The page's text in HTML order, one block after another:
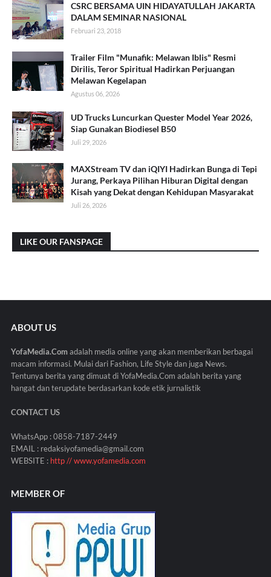
CSRC BERSAMA UIN HIDAYATULLAH JAKARTA
DALAM SEMINAR NASIONAL
Februari 23, 2018
Trailer Film "Munafik: Melawan Iblis" Resmi
Dirilis, Teror Spiritual Hadirkan Perjuangan
Melawan Kegelapan
Agustus 06, 2026
UD Trucks Luncurkan Quester Model Year 2026,
Siap Gunakan Biodiesel B50
Juli 29, 2026
MAXStream TV dan iQIYI Hadirkan Bunga di Tepi
Jurang, Perkaya Pilihan Hiburan Digital dengan
Kisah yang Dekat dengan Kehidupan Masyarakat
Juli 26, 2026
LIKE OUR FANSPAGE
ABOUT US
YofaMedia.Comadalah media online yang akan memberikan berbagai
macam informasi. Mulai dari Fashion, Life Style dan juga News.
Tentunya berita yang dimuat di YofaMedia.Com adalah berita yang
hangat dan terupdate berdasarkan kode etik jurnalistik
CONTACT US
WhatsApp : 0858-7187-2449
EMAIL : redaksiyofamedia@gmail.com
WEBSITE : http // www.yofamedia.com
MEMBER OF